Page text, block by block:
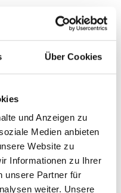
Über Cookies
und Anzeigen zu
Medien anbieten
Website zu
Informationen zu Ihrer
unsere Partner für
weiter. Unsere